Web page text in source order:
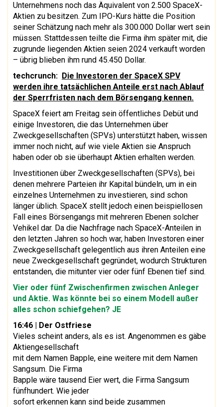
Unternehmens noch das Äquivalent von 2.500 SpaceX-
Aktien zu besitzen. Zum IPO-Kurs hätte die Position
seiner Schätzung nach mehr als 300.000 Dollar wert sein
müssen. Stattdessen teilte die Firma ihm später mit, die
zugrunde liegenden Aktien seien 2024 verkauft worden
– übrig blieben ihm rund 45.450 Dollar.
techcrunch: Die Investoren der SpaceX SPV
werden ihre tatsächlichen Anteile erst nach Ablauf
der Sperrfristen nach dem Börsengang kennen.
SpaceX feiert am Freitag sein öffentliches Debüt und
einige Investoren, die das Unternehmen über
Zweckgesellschaften (SPVs) unterstützt haben, wissen
immer noch nicht, auf wie viele Aktien sie Anspruch
haben oder ob sie überhaupt Aktien erhalten werden.
Investitionen über Zweckgesellschaften (SPVs), bei
denen mehrere Parteien ihr Kapital bündeln, um in ein
einzelnes Unternehmen zu investieren, sind schon
länger üblich. SpaceX stellt jedoch einen beispiellosen
Fall eines Börsengangs mit mehreren Ebenen solcher
Vehikel dar. Da die Nachfrage nach SpaceX-Anteilen in
den letzten Jahren so hoch war, haben Investoren einer
Zweckgesellschaft gelegentlich aus ihren Anteilen eine
neue Zweckgesellschaft gegründet, wodurch Strukturen
entstanden, die mitunter vier oder fünf Ebenen tief sind.
Vier oder fünf Zwischenfirmen zwischen Anleger
und Aktie. Was könnte bei so einem Modell außer
alles schon schiefgehen? JE
16:46 | Der Ostfriese
Vieles scheint anders, als es ist. Angenommen es gäbe
Aktiengesellschaft
mit dem Namen Bapple, eine weitere mit dem Namen
Sangsum. Die Firma
Bapple wäre tausend Eier wert, die Firma Sangsum
fünfhundert. Wie jeder
sofort erkennen kann sind beide zusammen